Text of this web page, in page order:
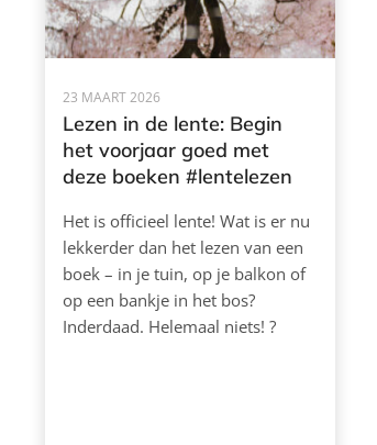
23 MAART 2026
Lezen in de lente: Begin
het voorjaar goed met
deze boeken #lentelezen
Het is officieel lente! Wat is er nu
lekkerder dan het lezen van een
boek – in je tuin, op je balkon of
op een bankje in het bos?
Inderdaad. Helemaal niets! ?